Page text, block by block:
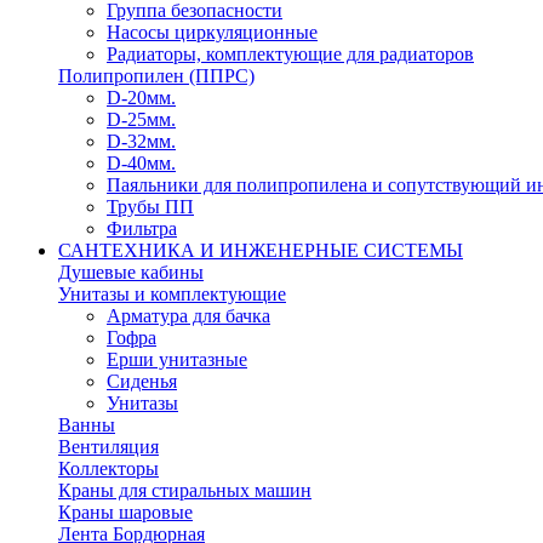
Группа безопасности
Насосы циркуляционные
Радиаторы, комплектующие для радиаторов
Полипропилен (ППРС)
D-20мм.
D-25мм.
D-32мм.
D-40мм.
Паяльники для полипропилена и сопутствующий
Трубы ПП
Фильтра
САНТЕХНИКА И ИНЖЕНЕРНЫЕ СИСТЕМЫ
Душевые кабины
Унитазы и комплектующие
Арматура для бачка
Гофра
Ерши унитазные
Сиденья
Унитазы
Ванны
Вентиляция
Коллекторы
Краны для стиральных машин
Краны шаровые
Лента Бордюрная